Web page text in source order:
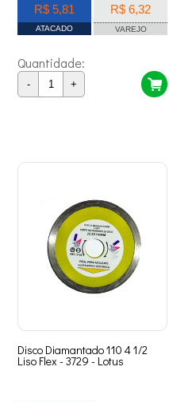
R$ 5,81
ATACADO
R$ 6,32
VAREJO
Quantidade:
- +
Disco Diamantado 110 4 1/2
Liso Flex - 3729 - Lotus